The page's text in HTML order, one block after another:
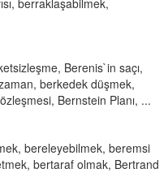
berraklaşabilmek,
Berenis`in saçı,
berkedek düşmek,
Bernstein Planı, ...
bereleyebilmek, beremsi
bertaraf olmak, Bertrand